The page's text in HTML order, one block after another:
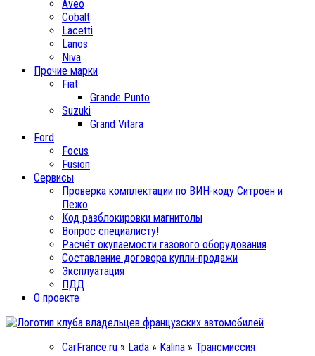
Aveo
Cobalt
Lacetti
Lanos
Niva
Прочие марки
Fiat
Grande Punto
Suzuki
Grand Vitara
Ford
Focus
Fusion
Сервисы
Проверка комплектации по ВИН-коду Ситроен и
Пежо
Код разблокировки магнитолы
Вопрос специалисту!
Расчёт окупаемости газового оборудования
Составление договора купли-продажи
Эксплуатация
ПДД
О проекте
CarFrance.ru » Lada » Kalina » Трансмиссия